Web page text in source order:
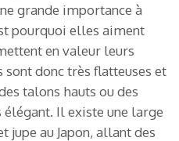
grande importance à
pourquoi elles aiment
en valeur leurs
sont donc très flatteuses et
talons hauts ou des
Il existe une large
jupe au Japon, allant des